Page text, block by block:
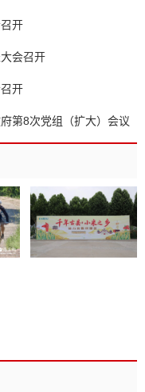
开
会召开
开
第8次党组（扩大）会议